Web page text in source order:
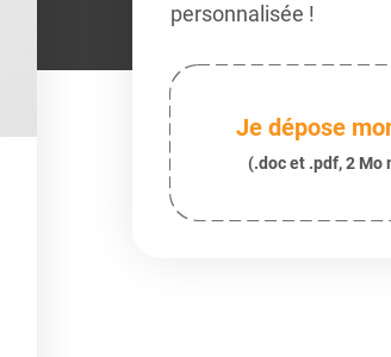
personnalisée !
Je dépose
(.doc et .pdf, 2 Mo